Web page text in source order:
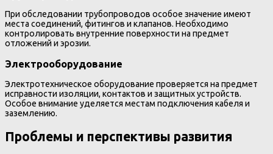
При обследовании трубопроводов особое значение имеют
места соединений, фитингов и клапанов. Необходимо
контролировать внутренние поверхности на предмет
отложений и эрозии.
Электрооборудование
Электротехническое оборудование проверяется на предмет
исправности изоляции, контактов и защитных устройств.
Особое внимание уделяется местам подключения кабеля и
заземлению.
Проблемы и перспективы развития